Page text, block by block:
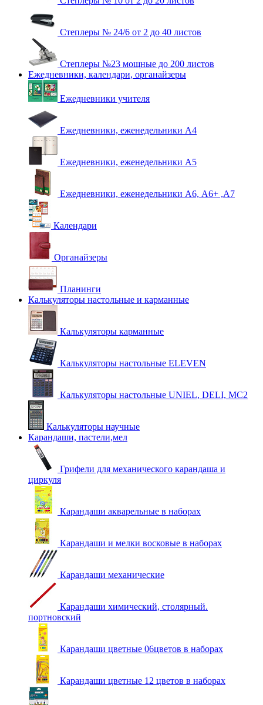
Степлеры № 24/6 от 2 до 40 листов
Степлеры №23 мощные до 200 листов
Ежедневники, календари, органайзеры
Ежедневники учителя
Ежедневники, еженедельники А4
Ежедневники, еженедельники А5
Ежедневники, еженедельники А6, А6+ ,А7
Календари
Органайзеры
Планинги
Калькуляторы настольные и карманные
Калькуляторы карманные
Калькуляторы настольные ELEVEN
Калькуляторы настольные UNIEL, DELI, MC2
Калькуляторы научные
Карандаши, пастели,мел
Грифели для механического карандаша и
циркуля
Карандаши акварельные в наборах
Карандаши и мелки восковые в наборах
Карандаши механические
Карандаши химический, столярный.
портновский
Карандаши цветные 06цветов в наборах
Карандаши цветные 12 цветов в наборах